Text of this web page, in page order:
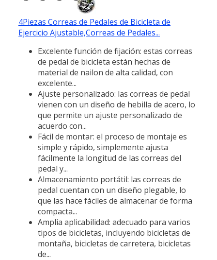
4Piezas Correas de Pedales de Bicicleta de
Ejercicio Ajustable,Correas de Pedales...
Excelente función de fijación: estas correas
de pedal de bicicleta están hechas de
material de nailon de alta calidad, con
excelente...
Ajuste personalizado: las correas de pedal
vienen con un diseño de hebilla de acero, lo
que permite un ajuste personalizado de
acuerdo con...
Fácil de montar: el proceso de montaje es
simple y rápido, simplemente ajusta
fácilmente la longitud de las correas del
pedal y...
Almacenamiento portátil: las correas de
pedal cuentan con un diseño plegable, lo
que las hace fáciles de almacenar de forma
compacta...
Amplia aplicabilidad: adecuado para varios
tipos de bicicletas, incluyendo bicicletas de
montaña, bicicletas de carretera, bicicletas
de...